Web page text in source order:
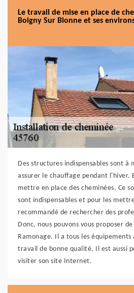
Le travail de mise en place de
Boigny Sur Bionne et ses
Des structures indispensables sont à
assurer le chauffage pendant l'hiver.
mettre en place des cheminées. Ce
sont indispensables et pour les
recommandé de rechercher des
Donc, nous pouvons vous proposer
Ramonage. Il a tous les
travail de bonne qualité. Il est aussi
visiter son site Internet.